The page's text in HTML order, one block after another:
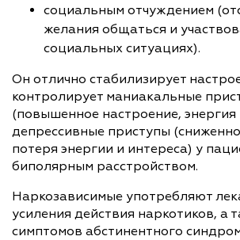
социальным отчуждением
желания общаться и
социальных ситуациях).
Он отлично стабилизирует
контролирует маниакальные
(повышенное настроение, энергия
депрессивные приступы
потеря энергии и интереса) у
биполярным расстройством.
Наркозависимые употребляют
усиления действия наркотиков, а
симптомов абстинентного